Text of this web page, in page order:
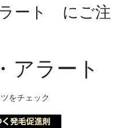
ート にご注
アラート
をチェック